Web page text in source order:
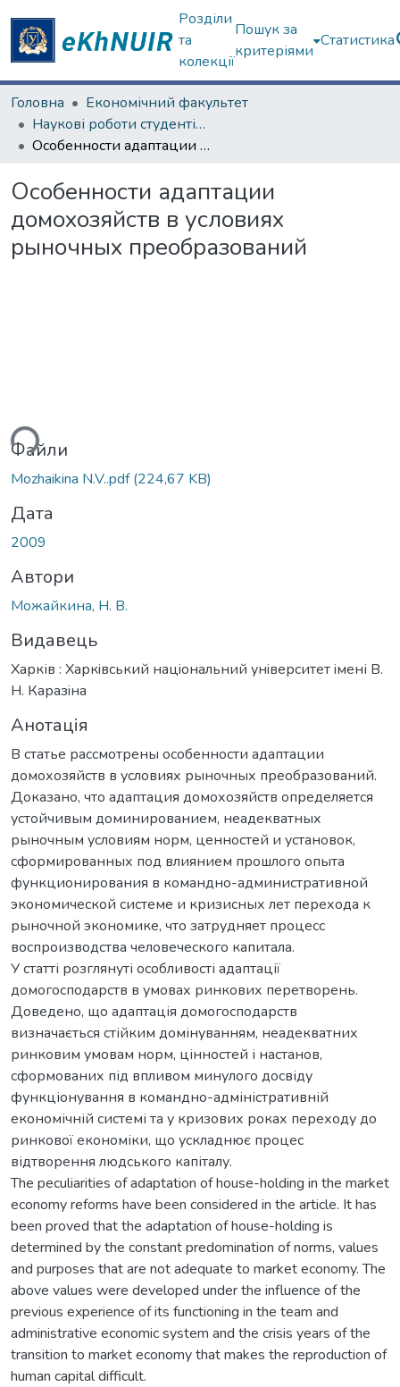
Розділи
та
колекції
Пошук за
критеріями
Статистика
Головна
Економічний факультет
Наукові роботи студентів та аспірантів. Економічний факультет
Особенности адаптации домохозяйств в условиях рыночных преобразований
Особенности адаптации
домохозяйств в условиях
рыночных преобразований
Файли
Mozhaikina N.V..pdf(224,67 KB)
Дата
2009
Автори
Можайкина, Н. В.
Видавець
Харків : Харкiвський нацiональний унiверситет iмені В.
Н. Каразiна
Анотація
В статье рассмотрены особенности адаптации
домохозяйств в условиях рыночных преобразований.
Доказано, что адаптация домохозяйств определяется
устойчивым доминированием, неадекватных
рыночным условиям норм, ценностей и установок,
сформированных под влиянием прошлого опыта
функционирования в командно-административной
экономической системе и кризисных лет перехода к
рыночной экономике, что затрудняет процесс
воспроизводства человеческого капитала.
У статті розглянуті особливості адаптації
домогосподарств в умовах ринкових перетворень.
Доведено, що адаптація домогосподарств
визначається стійким домінуванням, неадекватних
ринковим умовам норм, цінностей і настанов,
сформованих під впливом минулого досвіду
функціонування в командно-адміністративній
економічній системі та у кризових роках переходу до
ринкової економіки, що ускладнює процес
відтворення людського капіталу.
The peculiarities of adaptation of house-holding in the market
economy reforms have been considered in the article. It has
been proved that the adaptation of house-holding is
determined by the constant predomination of norms, values
and purposes that are not adequate to market economy. The
above values were developed under the influence of the
previous experience of its functioning in the team and
administrative economic system and the crisis years of the
transition to market economy that makes the reproduction of
human capital difficult.